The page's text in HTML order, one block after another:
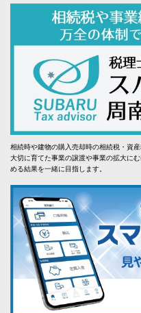
相続時や建物の購入売却時の相続税・資産
大切に育てた事業の譲渡や事業の拡大に
める結果を一緒に目指します。